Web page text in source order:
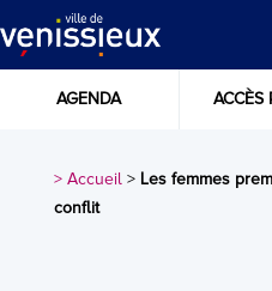
to
Content
AGENDA ACCÈS
> Accueil> Les femmes
conflit